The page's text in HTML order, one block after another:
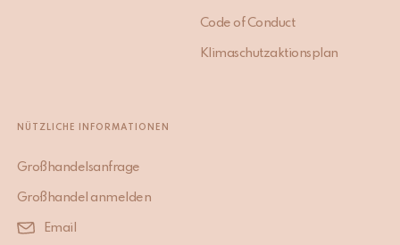
Code of Conduct
Klimaschutzaktionsplan
NÜTZLICHE INFORMATIONEN
Großhandelsanfrage
Großhandel anmelden
Email